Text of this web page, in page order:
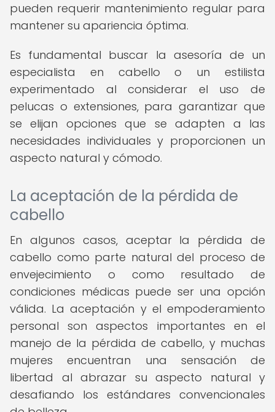
pueden requerir mantenimiento regular para
mantener su apariencia óptima.
Es fundamental buscar la asesoría de un
especialista en cabello o un estilista
experimentado al considerar el uso de
pelucas o extensiones, para garantizar que
se elijan opciones que se adapten a las
necesidades individuales y proporcionen un
aspecto natural y cómodo.
La aceptación de la pérdida de
cabello
En algunos casos, aceptar la pérdida de
cabello como parte natural del proceso de
envejecimiento o como resultado de
condiciones médicas puede ser una opción
válida. La aceptación y el empoderamiento
personal son aspectos importantes en el
manejo de la pérdida de cabello, y muchas
mujeres encuentran una sensación de
libertad al abrazar su aspecto natural y
desafiando los estándares convencionales